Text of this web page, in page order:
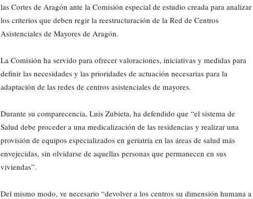
las Cortes de Aragón ante la Comisión especial de estudio creada para analizar
los criterios que deben regir la reestructuración de la Red de Centros
Asistenciales de Mayores de Aragón.
La Comisión ha servido para ofrecer valoraciones, iniciativas y medidas para
definir las necesidades y las prioridades de actuación necesarias para la
adaptación de las redes de centros asistenciales de mayores.
Durante su comparecencia, Luis Zubieta, ha defendido que “el sistema de
Salud debe proceder a una medicalización de las residencias y realizar una
provisión de equipos especializados en geriatría en las áreas de salud más
envejecidas, sin olvidarse de aquellas personas que permanecen en sus
viviendas”.
Del mismo modo, ve necesario “devolver a los centros su dimensión humana a